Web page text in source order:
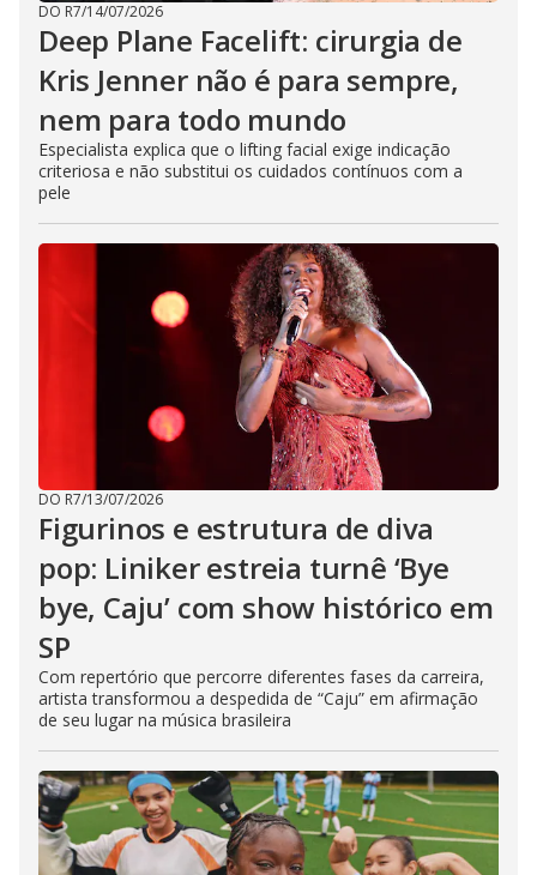
DO R7/14/07/2026
Deep Plane Facelift: cirurgia de
Kris Jenner não é para sempre,
nem para todo mundo
Especialista explica que o lifting facial exige indicação
criteriosa e não substitui os cuidados contínuos com a
pele
DO R7/13/07/2026
Figurinos e estrutura de diva
pop: Liniker estreia turnê ‘Bye
bye, Caju’ com show histórico em
SP
Com repertório que percorre diferentes fases da carreira,
artista transformou a despedida de “Caju” em afirmação
de seu lugar na música brasileira